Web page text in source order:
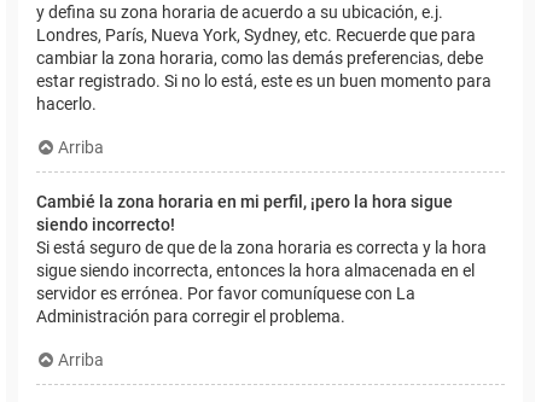
y defina su zona horaria de acuerdo a su ubicación, e.j.
Londres, París, Nueva York, Sydney, etc. Recuerde que para
cambiar la zona horaria, como las demás preferencias, debe
estar registrado. Si no lo está, este es un buen momento para
hacerlo.
Arriba
Cambié la zona horaria en mi perfil, ¡pero la hora sigue
siendo incorrecto!
Si está seguro de que de la zona horaria es correcta y la hora
sigue siendo incorrecta, entonces la hora almacenada en el
servidor es errónea. Por favor comuníquese con La
Administración para corregir el problema.
Arriba